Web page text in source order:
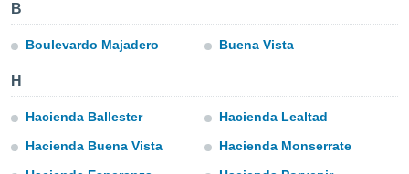
calidad.
las
forma
B
Boulevardo Majadero Buena Vista
H
Hacienda Ballester
Hacienda Buena Vista
Hacienda Lealtad
Hacienda Monserrate